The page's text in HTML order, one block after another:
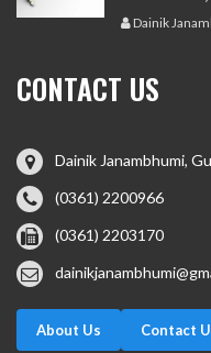
Dainik
CONTACT US
Dainik Janambhumi,
(0361) 2200966
(0361) 2203170
About Us Contact